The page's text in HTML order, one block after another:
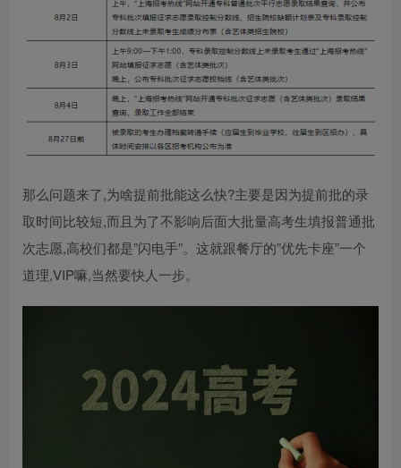
那么问题来了,为啥提前批能这么快?主要是因为提前批的录
取时间比较短,而且为了不影响后面大批量高考生填报普通批
次志愿,高校们都是”闪电手”。这就跟餐厅的”优先卡座”一个
道理,VIP嘛,当然要快人一步。